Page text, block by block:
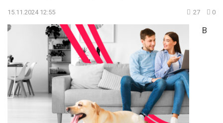
15.11.2024 12:55 27 0
В